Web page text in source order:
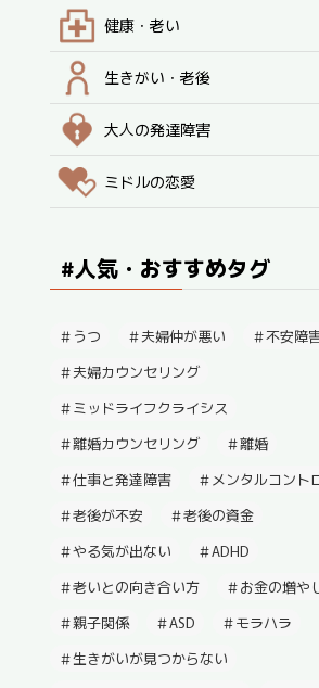
健康・老い
生きがい・老後
大人の発達障害
ミドルの恋愛
#人気・おすすめタグ
うつ 夫婦仲が悪い
不安障
夫婦カウンセリング
ミッドライフクライシス
離婚カウンセリング
離婚
仕事と発達障害
メンタルコント
老後が不安
老後の資金
やる気が出ない
ADHD
老いとの向き合い方
お金の増や
親子関係
ASD
モラハラ
生きがいが見つからない